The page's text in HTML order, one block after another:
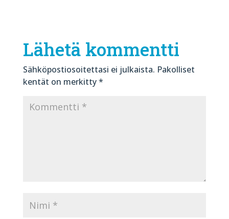
Lähetä kommentti
Sähköpostiosoitettasi ei julkaista. Pakolliset
kentät on merkitty*